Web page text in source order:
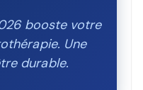
booste votre
Une
durable.